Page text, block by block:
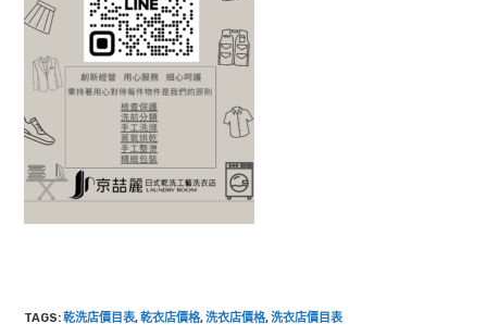
TAGS:乾洗店價目表,乾衣店價格,洗衣店價格,洗衣店價目表